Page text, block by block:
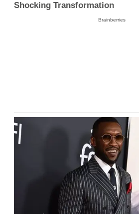
Shocking Transformation
Brainberries